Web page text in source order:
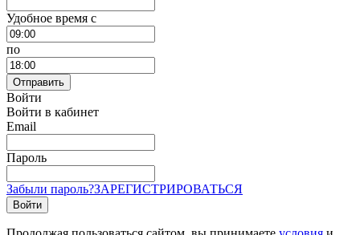
Удобное время c
по
Отправить
Войти
Войти в кабинет
Email
Пароль
Забыли пароль?ЗАРЕГИСТРИРОВАТЬСЯ
Войти